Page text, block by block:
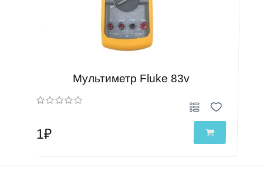
Мультиметр Fluke 83v
1₽